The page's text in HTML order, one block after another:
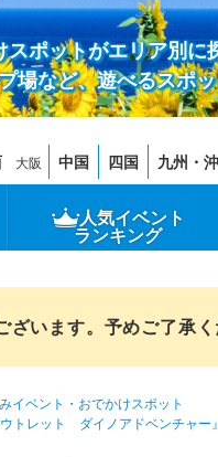
ポットがエリア別に
場など、遊べるスポ
大阪 中国 四国 九州・
人気イベント
ランキング
います。予めご了承く
イベント・おでかけスポット
トレット ダイノアドベンチャー』